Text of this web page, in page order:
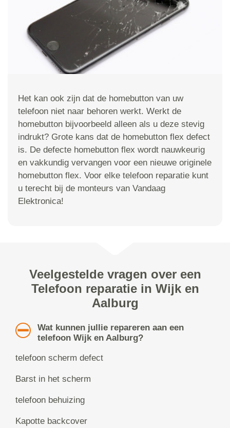
Het kan ook zijn dat de homebutton van uw
telefoon niet naar behoren werkt. Werkt de
homebutton bijvoorbeeld alleen als u deze stevig
indrukt? Grote kans dat de homebutton flex defect
is. De defecte homebutton flex wordt nauwkeurig
en vakkundig vervangen voor een nieuwe originele
homebutton flex. Voor elke telefoon reparatie kunt
u terecht bij de monteurs van Vandaag
Elektronica!
Veelgestelde vragen over een
Telefoon reparatie in Wijk en
Aalburg
Wat kunnen jullie repareren aan een
telefoon Wijk en Aalburg?
telefoon scherm defect
Barst in het scherm
telefoon behuizing
Kapotte backcover